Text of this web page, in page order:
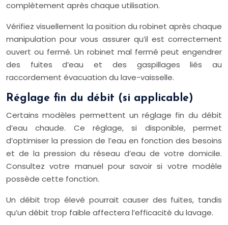
complètement après chaque utilisation.
Vérifiez visuellement la position du robinet après chaque
manipulation pour vous assurer qu’il est correctement
ouvert ou fermé. Un robinet mal fermé peut engendrer
des fuites d’eau et des gaspillages liés au
raccordement évacuation du lave-vaisselle.
Réglage fin du débit (si applicable)
Certains modèles permettent un réglage fin du débit
d’eau chaude. Ce réglage, si disponible, permet
d’optimiser la pression de l’eau en fonction des besoins
et de la pression du réseau d’eau de votre domicile.
Consultez votre manuel pour savoir si votre modèle
possède cette fonction.
Un débit trop élevé pourrait causer des fuites, tandis
qu’un débit trop faible affectera l’efficacité du lavage.